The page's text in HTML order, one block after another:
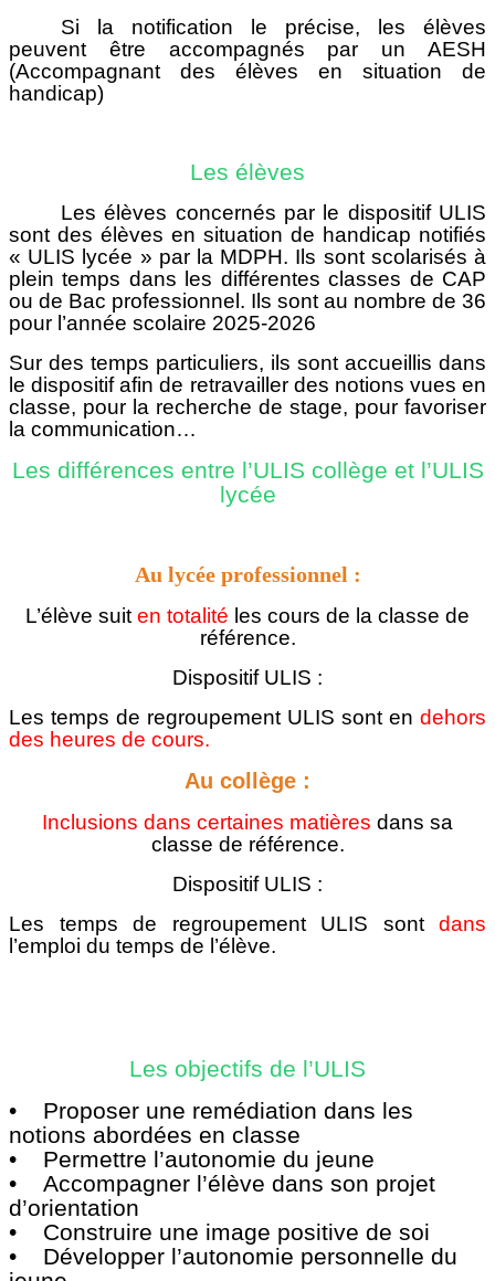
Si la notification le précise, les élèves
peuvent être accompagnés par un AESH
(Accompagnant des élèves en situation de
handicap)
Les élèves
Les élèves concernés par le dispositif ULIS
sont des élèves en situation de handicap notifiés
« ULIS lycée » par la MDPH. Ils sont scolarisés à
plein temps dans les différentes classes de CAP
ou de Bac professionnel. Ils sont au nombre de 36
pour l’année scolaire 2025-2026
Sur des temps particuliers, ils sont accueillis dans
le dispositif afin de retravailler des notions vues en
classe, pour la recherche de stage, pour favoriser
la communication…
Les différences entre l’ULIS collège et l’ULIS
lycée
Au lycée professionnel :
L’élève suit en totalité les cours de la classe de
référence.
Dispositif ULIS :
Les temps de regroupement ULIS sont en dehors
des heures de cours.
Au collège :
Inclusions dans certaines matières dans sa
classe de référence.
Dispositif ULIS :
Les temps de regroupement ULIS sont dans
l’emploi du temps de l’élève.
Les objectifs de l’ULIS
• Proposer une remédiation dans les
notions abordées en classe
• Permettre l’autonomie du jeune
• Accompagner l’élève dans son projet
d’orientation
• Construire une image positive de soi
• Développer l’autonomie personnelle du